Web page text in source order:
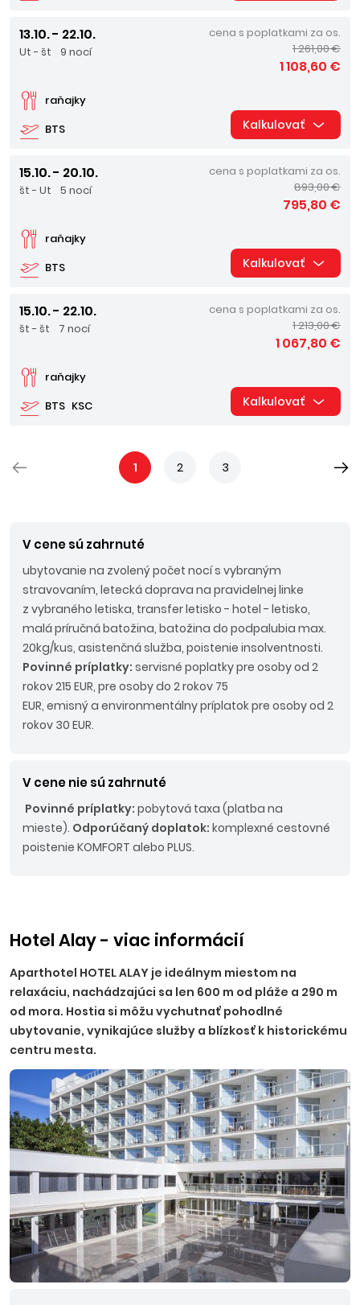
13.10. - 22.10.
Ut - št 9 nocí
BTS
raňajky
cena s poplatkami za os.
1 261,00 €
1 108,60 €
Kalkulovať
15.10. - 20.10.
št - Ut 5 nocí
BTS
raňajky
cena s poplatkami za os.
893,00 €
795,80 €
Kalkulovať
15.10. - 22.10.
št - št 7 nocí
BTS KSC
raňajky
cena s poplatkami za os.
1 213,00 €
1 067,80 €
Kalkulovať
1 2 3
V cene sú zahrnuté
ubytovanie na zvolený počet nocí s vybraným
stravovaním, letecká doprava na pravidelnej linke
z vybraného letiska, transfer letisko - hotel - letisko,
malá príručná batožina, batožina do podpalubia max.
20kg/kus, asistenčná služba, poistenie insolventnosti.
Povinné príplatky: servisné poplatky pre osoby od 2
rokov 215 EUR, pre osoby do 2 rokov 75
EUR, emisný a environmentálny príplatok pre osoby od 2
rokov 30 EUR.
V cene nie sú zahrnuté
Povinné príplatky: pobytová taxa (platba na
mieste). Odporúčaný doplatok: komplexné cestovné
poistenie KOMFORT alebo PLUS.
Hotel Alay - viac informácií
Aparthotel HOTEL ALAY je ideálnym miestom na
relaxáciu, nachádzajúci sa len 600 m od pláže a 290 m
od mora. Hostia si môžu vychutnať pohodlné
ubytovanie, vynikajúce služby a blízkosť k historickému
centru mesta.